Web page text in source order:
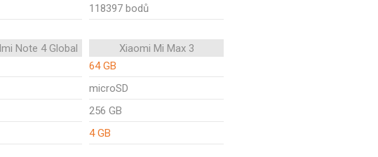
118397 bodů
Note 4 Global
Xiaomi Mi Max 3
64 GB
microSD
256 GB
4 GB